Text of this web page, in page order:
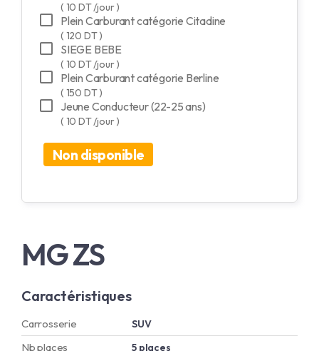
( 10 DT /jour )
Plein Carburant catégorie Citadine
( 120 DT )
SIEGE BEBE
( 10 DT /jour )
Plein Carburant catégorie Berline
( 150 DT )
Jeune Conducteur (22-25 ans)
( 10 DT /jour )
Non disponible
MG ZS
Caractéristiques
Carrosserie SUV
Nb places 5 places